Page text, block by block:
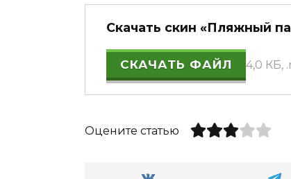
Скачать скин «Пляжный
СКАЧАТЬ ФАЙЛ 4,0 КБ,
Оцените статью